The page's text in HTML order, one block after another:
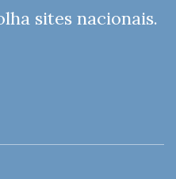
sites nacionais.